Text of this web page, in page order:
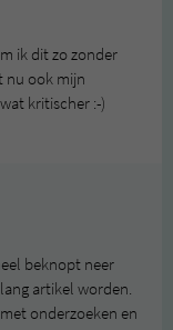
ik dit zo zonder
nu ook mijn
kritischer :-)
beknopt neer
artikel worden.
onderzoeken en